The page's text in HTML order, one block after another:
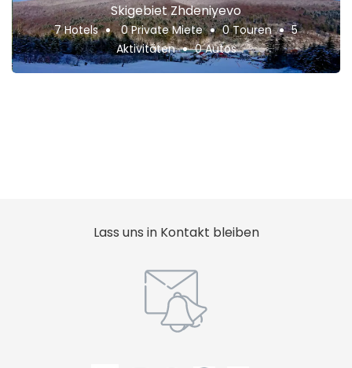
Skigebiet Zhdeniyevo
7 Hotels 0 Private Miete 0 Touren
5
Aktivitäten
0 Autos
Lass uns in Kontakt bleiben